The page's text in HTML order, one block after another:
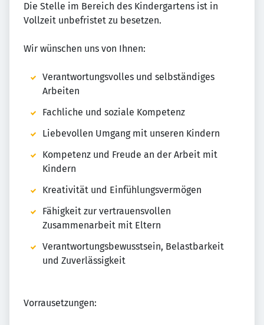
Die Stelle im Bereich des Kindergartens ist in
Vollzeit unbefristet zu besetzen.
Wir wünschen uns von Ihnen:
Verantwortungsvolles und selbständiges
Arbeiten
Fachliche und soziale Kompetenz
Liebevollen Umgang mit unseren Kindern
Kompetenz und Freude an der Arbeit mit
Kindern
Kreativität und Einfühlungsvermögen
Fähigkeit zur vertrauensvollen
Zusammenarbeit mit Eltern
Verantwortungsbewusstsein, Belastbarkeit
und Zuverlässigkeit
Vorrausetzungen: